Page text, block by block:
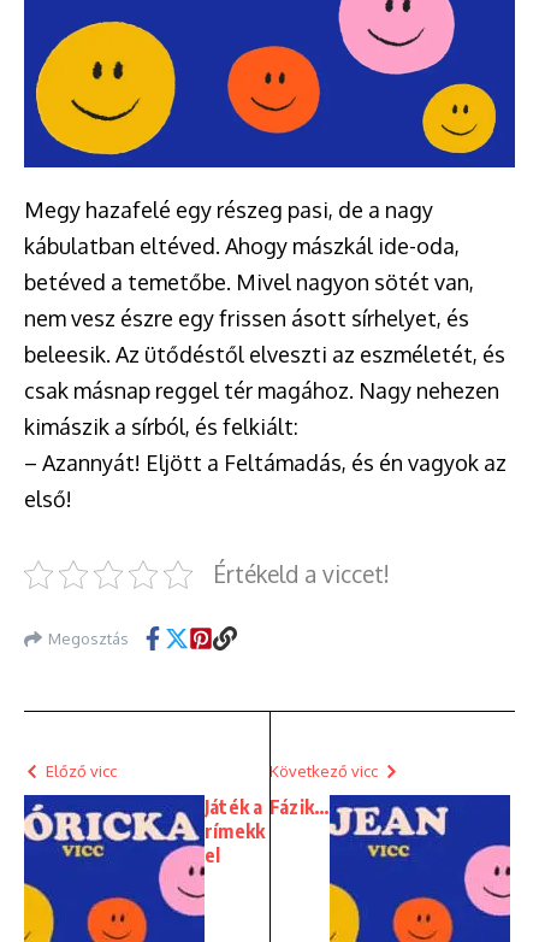
Megy hazafelé egy részeg pasi, de a nagy
kábulatban eltéved. Ahogy mászkál ide-oda,
betéved a temetőbe. Mivel nagyon sötét van,
nem vesz észre egy frissen ásott sírhelyet, és
beleesik. Az ütődéstől elveszti az eszméletét, és
csak másnap reggel tér magához. Nagy nehezen
kimászik a sírból, és felkiált:
– Azannyát! Eljött a Feltámadás, és én vagyok az
első!
Értékeld a viccet!
Megosztás
Előző vicc
Játék a
rímekk
el
Következő vicc
Fázik…